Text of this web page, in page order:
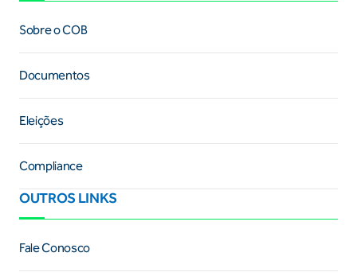
Sobre o COB
Documentos
Eleições
Compliance
OUTROS LINKS
Fale Conosco